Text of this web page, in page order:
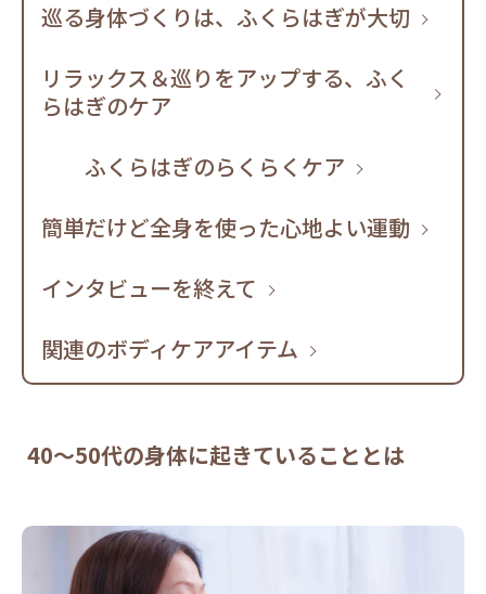
巡る身体づくりは、ふくらはぎが大切
リラックス＆巡りをアップする、ふく
らはぎのケア
ふくらはぎのらくらくケア
簡単だけど全身を使った心地よい運動
インタビューを終えて
関連のボディケアアイテム
40～50代の身体に起きていることとは